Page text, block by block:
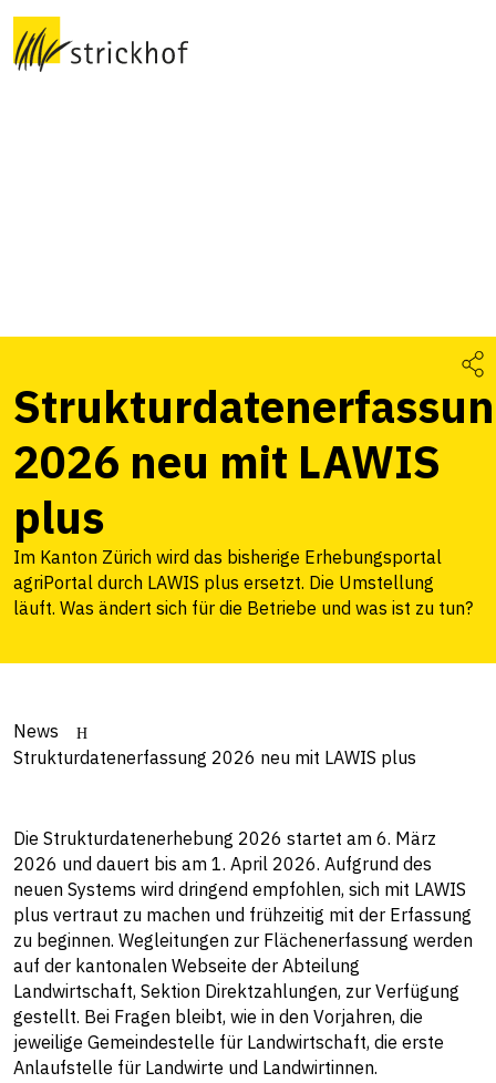
2026 neu mit LAWIS
plus
Im Kanton Zürich wird das bisherige Erhebungsportal
agriPortal durch LAWIS plus ersetzt. Die Umstellung
läuft. Was ändert sich für die Betriebe und was ist zu tun?
News
Strukturdatenerfassung 2026 neu mit LAWIS plus
Die Strukturdatenerhebung 2026 startet am 6. März
2026 und dauert bis am 1. April 2026. Aufgrund des
neuen Systems wird dringend empfohlen, sich mit LAWIS
plus vertraut zu machen und frühzeitig mit der Erfassung
zu beginnen. Wegleitungen zur Flächenerfassung werden
auf der kantonalen Webseite der Abteilung
Landwirtschaft, Sektion Direktzahlungen, zur Verfügung
gestellt. Bei Fragen bleibt, wie in den Vorjahren, die
jeweilige Gemeindestelle für Landwirtschaft, die erste
Anlaufstelle für Landwirte und Landwirtinnen.